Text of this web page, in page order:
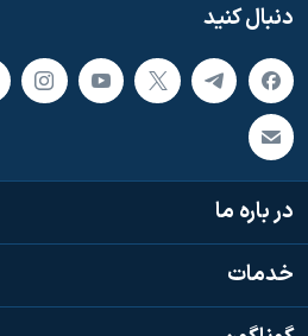
دنبال کنید
در باره ما
خدمات